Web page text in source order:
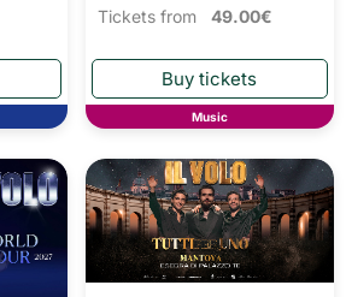
Tickets from 49.00€
Music